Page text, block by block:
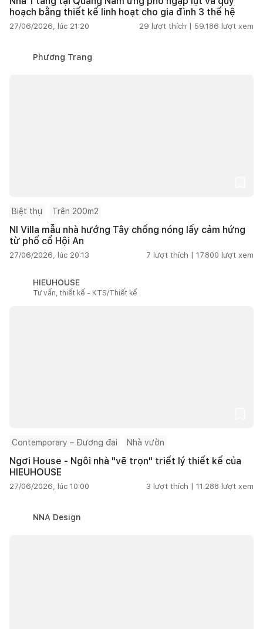
hoạch bằng thiết kế linh hoạt cho gia đình 3 thế hệ
27/06/2026, lúc 21:20 29 lượt thích | 59.186 lượt xem
Phương Trang
Biệt thự Trên 200m2
NI Villa mẫu nhà hướng Tây chống nóng lấy cảm hứng
từ phố cổ Hội An
27/06/2026, lúc 20:13 7 lượt thích | 17.800 lượt xem
HIEUHOUSE
Tư vấn, thiết kế - KTS/Thiết kế
Contemporary – Đương đại Nhà vườn
Ngơi House - Ngôi nhà "vẽ trọn" triết lý thiết kế của
HIEUHOUSE
27/06/2026, lúc 10:00 3 lượt thích | 11.288 lượt xem
NNA Design